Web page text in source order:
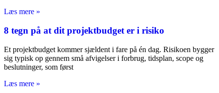
Læs mere »
8 tegn på at dit projektbudget er i risiko
Et projektbudget kommer sjældent i fare på én dag. Risikoen bygger
sig typisk op gennem små afvigelser i forbrug, tidsplan, scope og
beslutninger, som først
Læs mere »